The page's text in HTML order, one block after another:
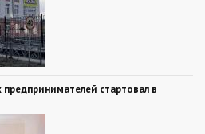
стартовал в